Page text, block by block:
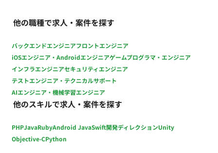
他の職種で求人・案件を探す
バックエンドエンジニアフロントエンジニア
iOSエンジニア・Androidエンジニアゲームプログラマ・エンジニア
インフラエンジニアセキュリティエンジニア
テストエンジニア・テクニカルサポート
AIエンジニア・機械学習エンジニア
他のスキルで求人・案件を探す
PHPJavaRubyAndroid JavaSwift開発ディレクションUnity
Objective-CPython